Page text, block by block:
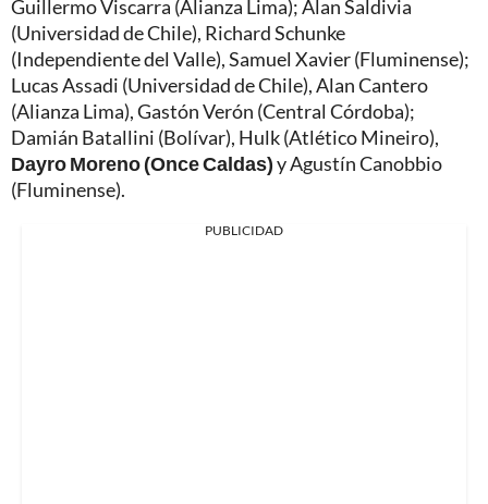
Guillermo Viscarra (Alianza Lima); Alan Saldivia
(Universidad de Chile), Richard Schunke
(Independiente del Valle), Samuel Xavier (Fluminense);
Lucas Assadi (Universidad de Chile), Alan Cantero
(Alianza Lima), Gastón Verón (Central Córdoba);
Damián Batallini (Bolívar), Hulk (Atlético Mineiro),
Dayro Moreno (Once Caldas)y Agustín Canobbio
(Fluminense).
PUBLICIDAD